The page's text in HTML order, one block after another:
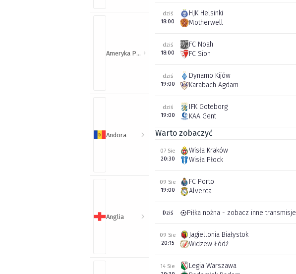
Ameryka Północna i Południowa
Andora
Anglia
dziś
18:00
HJK Helsinki
Motherwell
dziś
18:00
FC Noah
FC Sion
dziś
19:00
Dynamo Kijów
Karabach Agdam
dziś
19:00
IFK Goteborg
KAA Gent
Warto zobaczyć
07 Sie
20:30
Wisła Kraków
Wisła Płock
09 Sie
19:00
FC Porto
Alverca
Dziś Piłka nożna - zobacz inne transmisje
09 Sie
20:15
Jagiellonia Białystok
Widzew Łódź
14 Sie
Legia Warszawa